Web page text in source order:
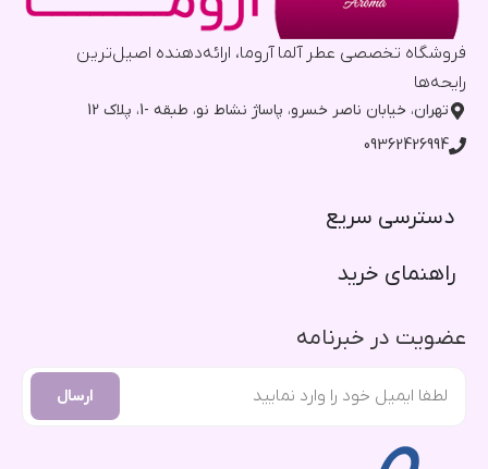
فروشگاه تخصصی عطر آلما آروما، ارائه‌دهنده اصیل‌ترین
رایحه‌ها
تهران، خیابان ناصر خسرو، پاساژ نشاط نو، طبقه -1، پلاک 12
09362426994
دسترسی سریع​
راهنمای خرید​
عضویت در خبرنامه
ارسال